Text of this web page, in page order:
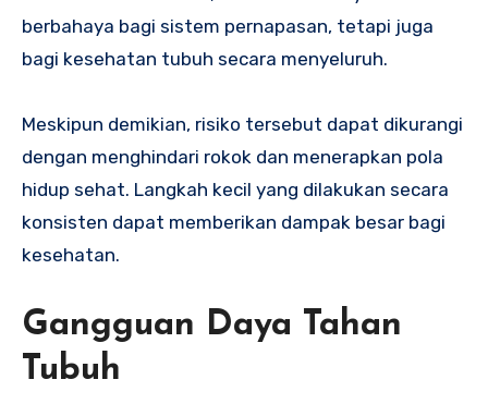
berbahaya bagi sistem pernapasan, tetapi juga
bagi kesehatan tubuh secara menyeluruh.
Meskipun demikian, risiko tersebut dapat dikurangi
dengan menghindari rokok dan menerapkan pola
hidup sehat. Langkah kecil yang dilakukan secara
konsisten dapat memberikan dampak besar bagi
kesehatan.
Gangguan Daya Tahan
Tubuh